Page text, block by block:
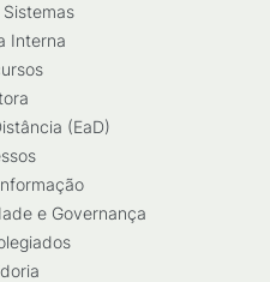
Interna
(EaD)
e Governança